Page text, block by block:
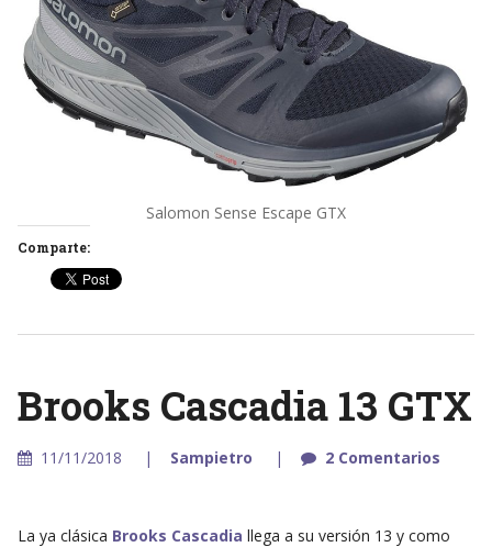
Salomon Sense Escape GTX
Comparte:
Brooks Cascadia 13 GTX
11/11/2018 Sampietro 2 Comentarios
La ya clásica Brooks Cascadia llega a su versión 13 y como